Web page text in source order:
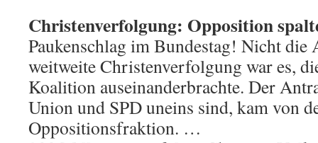
Christenverfolgung: Opposition
Paukenschlag im Bundestag! Nicht die
weitweite Christenverfolgung war es,
Koalition auseinanderbrachte. Der
Union und SPD uneins sind, kam von
Oppositionsfraktion. …